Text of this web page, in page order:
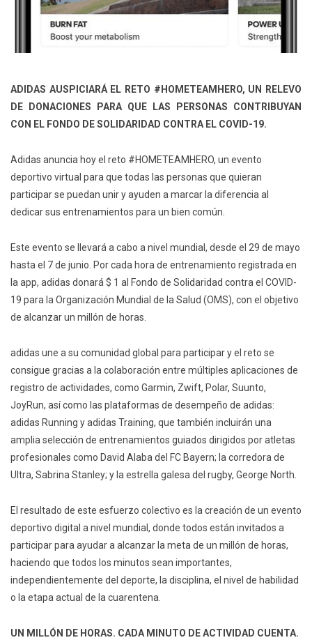
ADIDAS AUSPICIARÁ EL RETO #HOMETEAMHERO, UN RELEVO
DE DONACIONES PARA QUE LAS PERSONAS CONTRIBUYAN
CON EL FONDO DE SOLIDARIDAD CONTRA EL COVID-19.
Adidas anuncia hoy el reto #HOMETEAMHERO, un evento
deportivo virtual para que todas las personas que quieran
participar se puedan unir y ayuden a marcar la diferencia al
dedicar sus entrenamientos para un bien común.
Este evento se llevará a cabo a nivel mundial, desde el 29 de mayo
hasta el 7 de junio. Por cada hora de entrenamiento registrada en
la app, adidas donará $ 1 al Fondo de Solidaridad contra el COVID-
19 para la Organización Mundial de la Salud (OMS), con el objetivo
de alcanzar un millón de horas.
adidas une a su comunidad global para participar y el reto se
consigue gracias a la colaboración entre múltiples aplicaciones de
registro de actividades, como Garmin, Zwift, Polar, Suunto,
JoyRun, así como las plataformas de desempeño de adidas:
adidas Running y adidas Training, que también incluirán una
amplia selección de entrenamientos guiados dirigidos por atletas
profesionales como David Alaba del FC Bayern; la corredora de
Ultra, Sabrina Stanley; y la estrella galesa del rugby, George North.
El resultado de este esfuerzo colectivo es la creación de un evento
deportivo digital a nivel mundial, donde todos están invitados a
participar para ayudar a alcanzar la meta de un millón de horas,
haciendo que todos los minutos sean importantes,
independientemente del deporte, la disciplina, el nivel de habilidad
o la etapa actual de la cuarentena.
UN MILLÓN DE HORAS. CADA MINUTO DE ACTIVIDAD CUENTA.